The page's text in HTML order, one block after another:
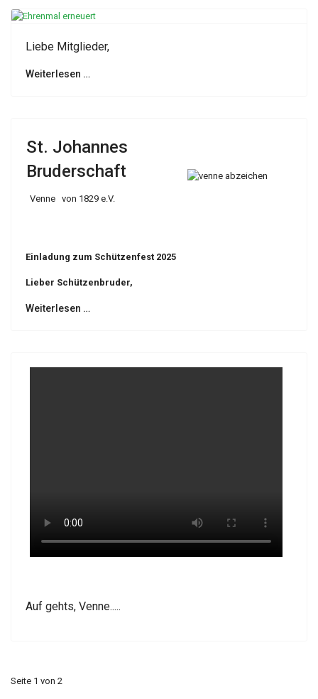
Liebe Mitglieder,
Weiterlesen …
St. Johannes
Bruderschaft
Venne von 1829 e.V.
Einladung zum Schützenfest 2025
Lieber Schützenbruder,
Weiterlesen …
Auf gehts, Venne.....
Seite 1 von 2